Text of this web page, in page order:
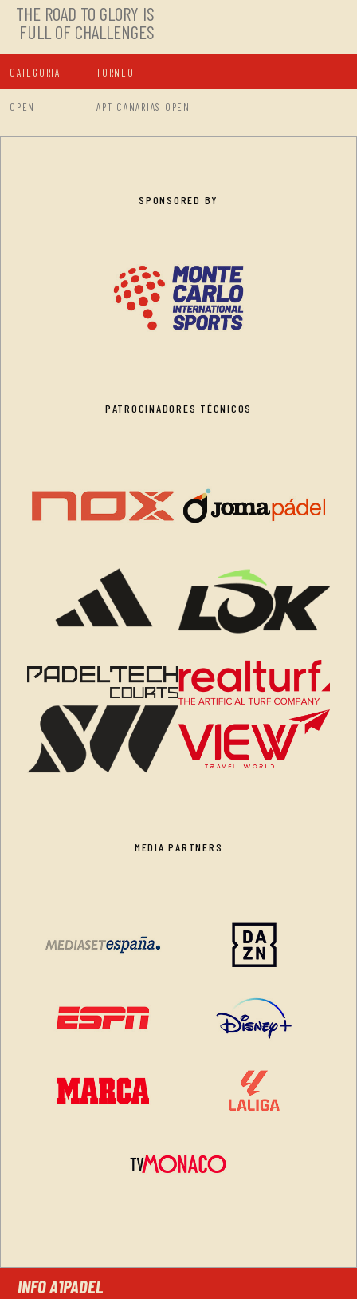
THE ROAD TO GLORY IS
FULL OF CHALLENGES
CATEGORIA TORNEO
OPEN APT CANARIAS OPEN
SPONSORED BY
PATROCINADORES TÉCNICOS
MEDIA PARTNERS
INFO A1PADEL